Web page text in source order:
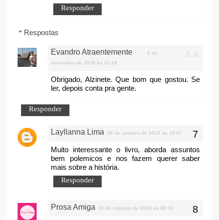
Responder
Respostas
Evandro Atraentemente
5 de
novembro de 2018 às 22:28
Obrigado, Alzinete. Que bom que gostou. Se
ler, depois conta pra gente.
Responder
Layllanna Lima 30 de outubro de 2018 às 18:57
Muito interessante o livro, aborda assuntos
bem polemicos e nos fazem querer saber
mais sobre a história.
Responder
Prosa Amiga 31 de outubro de 2018 às 00:13